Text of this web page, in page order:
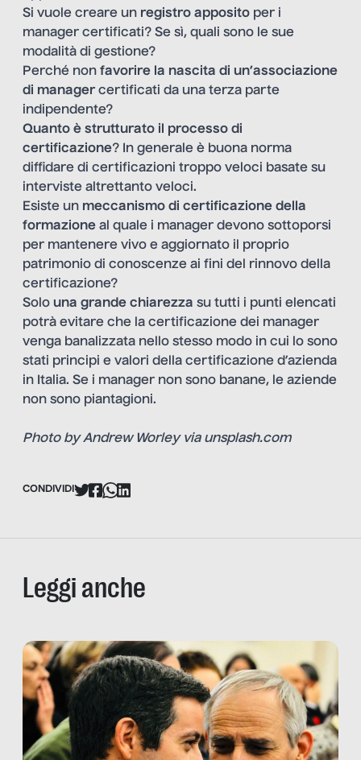
Si vuole creare un registro apposito per i
manager certificati? Se sì, quali sono le sue
modalità di gestione?
Perché non favorire la nascita di un’associazione
di managercertificati da una terza parte
indipendente?
Quanto è strutturato il processo di
certificazione? In generale è buona norma
diffidare di certificazioni troppo veloci basate su
interviste altrettanto veloci.
Esiste un meccanismo di certificazione della
formazione al quale i manager devono sottoporsi
per mantenere vivo e aggiornato il proprio
patrimonio di conoscenze ai fini del rinnovo della
certificazione?
Solo una grande chiarezza su tutti i punti elencati
potrà evitare che la certificazione dei manager
venga banalizzata nello stesso modo in cui lo sono
stati principi e valori della certificazione d’azienda
in Italia. Se i manager non sono banane, le aziende
non sono piantagioni.
Photo by Andrew Worley via unsplash.com
CONDIVIDI
Leggi anche